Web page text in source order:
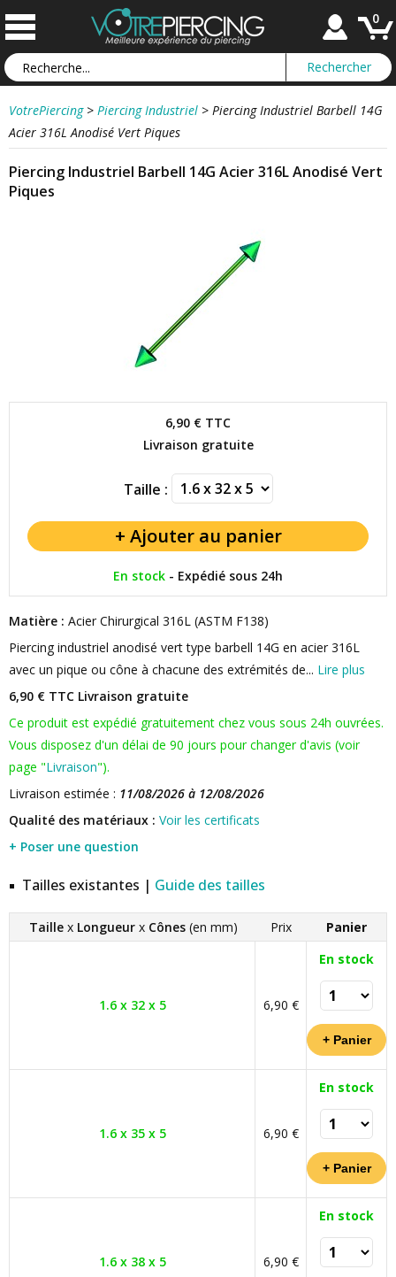
0
VotrePiercing > Piercing Industriel > Piercing Industriel Barbell 14G
Acier 316L Anodisé Vert Piques
Piercing Industriel Barbell 14G Acier 316L Anodisé Vert
Piques
6,90 € TTC
Livraison gratuite
Taille :
En stock - Expédié sous 24h
Matière : Acier Chirurgical 316L (ASTM F138)
Piercing industriel anodisé vert type barbell 14G en acier 316L
avec un pique ou cône à chacune des extrémités de... Lire plus
6,90 € TTC Livraison gratuite
Ce produit est expédié gratuitement chez vous sous 24h ouvrées.
Vous disposez d'un délai de 90 jours pour changer d'avis (voir
page "Livraison").
Livraison estimée : 11/08/2026 à 12/08/2026
Qualité des matériaux : Voir les certificats
+ Poser une question
Tailles existantes | Guide des tailles
Taillex Longueurx Cônes(en mm) Prix Panier
1.6 x 32 x 5 6,90 €
En stock
1.6 x 35 x 5 6,90 €
En stock
1.6 x 38 x 5 6,90 €
En stock